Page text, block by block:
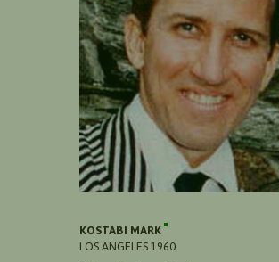
KOSTABI MARK
LOS ANGELES 1960